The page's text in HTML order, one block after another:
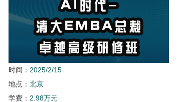
时间： 2025/2/15
地点： 北京
学费： 2.98万元